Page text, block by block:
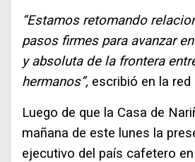
“Estamos retomando
pasos firmes para avanzar
y absoluta de la frontera
hermanos”, escribió en la red
Luego de que la Casa de
mañana de este lunes la
ejecutivo del país cafetero